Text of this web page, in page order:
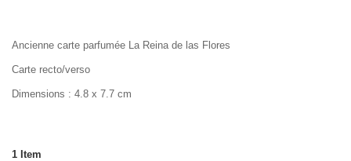
Ancienne carte parfumée La Reina de las Flores
Carte recto/verso
Dimensions : 4.8 x 7.7 cm
1 Item